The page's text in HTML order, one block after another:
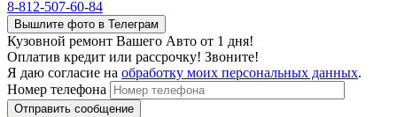
8-812-507-60-84
Вышлите фото в Телеграм
Кузовной ремонт Вашего Авто от 1 дня!
Оплатив кредит или рассрочку! Звоните!
Я даю согласие на обработку моих персональных данных.
Номер телефона